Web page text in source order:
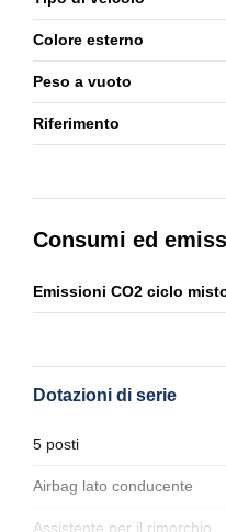
Colore esterno
Peso a vuoto
Riferimento
Consumi ed
Emissioni CO2 ciclo
Dotazioni di serie
5 posti
Airbag lato conducente
Assistente per il rimorchio